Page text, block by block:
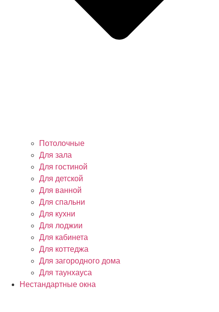
Потолочные
Для зала
Для гостиной
Для детской
Для ванной
Для спальни
Для кухни
Для лоджии
Для кабинета
Для коттеджа
Для загородного дома
Для таунхауса
Нестандартные окна